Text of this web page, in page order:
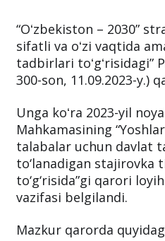
“Oʻzbekiston – 2030”
tadbirlari toʻgʻrisidagi”
300-son, 11.09.2023-y.)
Unga koʻra 2023-yil
Mahkamasining
talabalar uchun davlat
to‘g‘risida”gi qarori